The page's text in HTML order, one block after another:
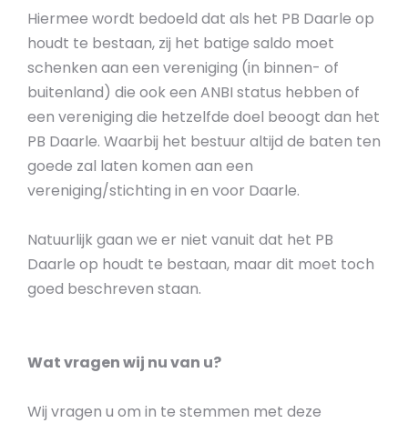
Hiermee wordt bedoeld dat als het PB Daarle op
houdt te bestaan, zij het batige saldo moet
schenken aan een vereniging (in binnen- of
buitenland) die ook een ANBI status hebben of
een vereniging die hetzelfde doel beoogt dan het
PB Daarle. Waarbij het bestuur altijd de baten ten
goede zal laten komen aan een
vereniging/stichting in en voor Daarle.
Natuurlijk gaan we er niet vanuit dat het PB
Daarle op houdt te bestaan, maar dit moet toch
goed beschreven staan.
Wat vragen wij nu van u?
Wij vragen u om in te stemmen met deze